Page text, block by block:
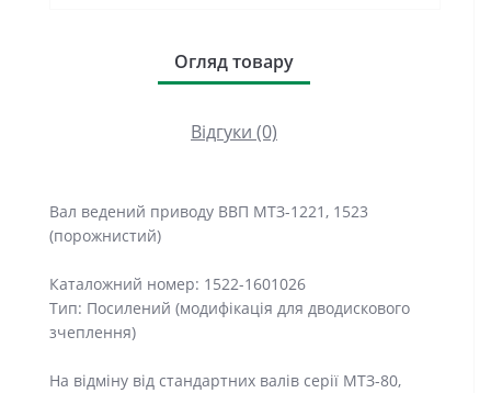
Огляд товару
Відгуки (0)
Вал ведений приводу ВВП МТЗ-1221, 1523
(порожнистий)
Каталожний номер: 1522-1601026
Тип: Посилений (модифікація для дводискового
зчеплення)
На відміну від стандартних валів серії МТЗ-80,